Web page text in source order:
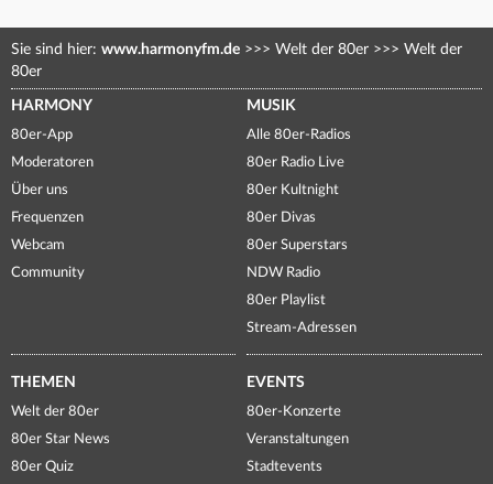
Sie sind hier: www.harmonyfm.de >>> Welt der 80er >>> Welt der
80er
HARMONY
80er-App
Moderatoren
Über uns
Frequenzen
Webcam
Community
MUSIK
Alle 80er-Radios
80er Radio Live
80er Kultnight
80er Divas
80er Superstars
NDW Radio
80er Playlist
Stream-Adressen
THEMEN
Welt der 80er
80er Star News
80er Quiz
EVENTS
80er-Konzerte
Veranstaltungen
Stadtevents